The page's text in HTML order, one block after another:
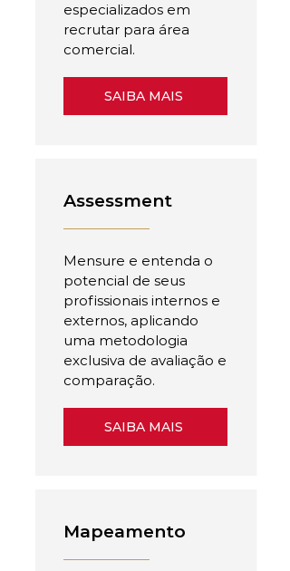
especializados em
recrutar para área
comercial.
SAIBA MAIS
Assessment
Mensure e entenda o
potencial de seus
profissionais internos e
externos, aplicando
uma metodologia
exclusiva de avaliação e
comparação.
SAIBA MAIS
Mapeamento